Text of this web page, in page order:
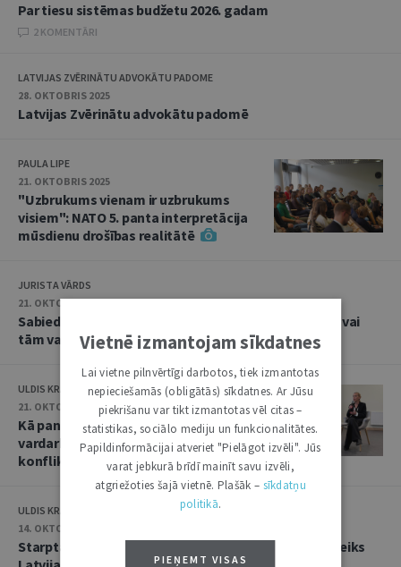
Par tiesu sistēmas budžetu 2026. gadam
2 KOMENTĀRI
LATVIJAS ZVĒRINĀTU ADVOKĀTU PADOME
28. OKTOBRIS 2025
Latvijas Zvērinātu advokātu padomē
PAULA LIPE
21. OKTOBRIS 2025
"Uzbrukums vienam ir uzbrukums
visiem": NATO 5. panta interpretācija
mūsdienu drošības realitātē
JURISTA VĀRDS
21. OKTOBRIS 2025
Sabiedrības viedoklis: cik kompetentas ir tiesas, un vai
tām var uzticēties
ULDIS KRASTIŅŠ
21. OKTOBRIS 2025
Kā panākt taisnīgumu seksuālās
vardarbības upuriem bruņotā
konfliktā
ULDIS KRASTIŅŠ
14. OKTOBRIS 2025
Starptautiskajām tiesām ir interesanti dzirdēt, ko teiks
Vietnē izmantojam sīkdatnes
Lai vietne pilnvērtīgi darbotos, tiek izmantotas
nepieciešamās (obligātās) sīkdatnes. Ar Jūsu
piekrišanu var tikt izmantotas vēl citas –
statistikas, sociālo mediju un funkcionalitātes.
Papildinformācijai atveriet "Pielāgot izvēli". Jūs
varat jebkurā brīdī mainīt savu izvēli,
atgriežoties šajā vietnē. Plašāk – sīkdatņu
politikā.
PIEŅEMT VISAS